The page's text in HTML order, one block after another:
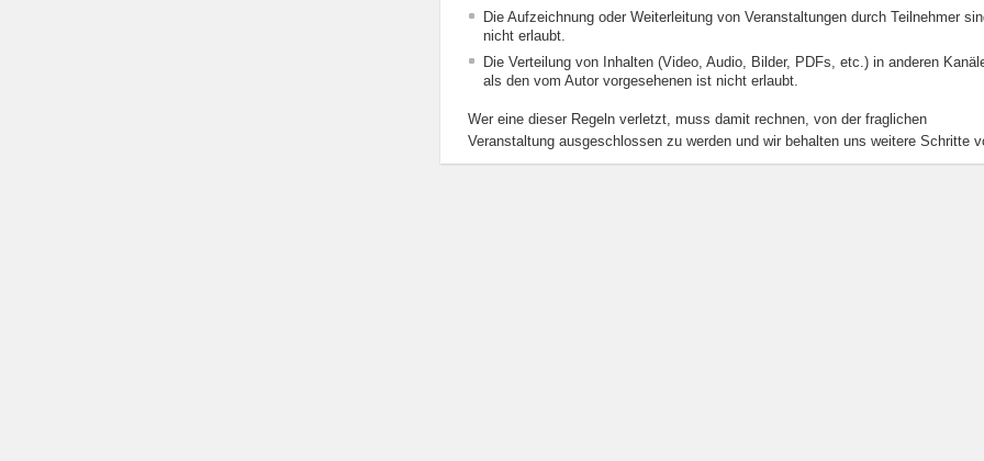
Die Aufzeichnung oder Weiterleitung von Veranstaltungen durch Teilnehmer
nicht erlaubt.
Die Verteilung von Inhalten (Video, Audio, Bilder, PDFs, etc.) in anderen
als den vom Autor vorgesehenen ist nicht erlaubt.
Wer eine dieser Regeln verletzt, muss damit rechnen, von der fraglichen
Veranstaltung ausgeschlossen zu werden und wir behalten uns weitere Schritte